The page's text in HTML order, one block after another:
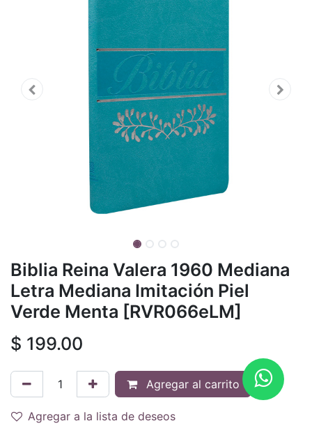
Biblia Reina Valera 1960 Mediana
Letra Mediana Imitación Piel
Verde Menta [RVR066eLM]
$ 199.00
Agregar al carrito
Agregar a la lista de deseos